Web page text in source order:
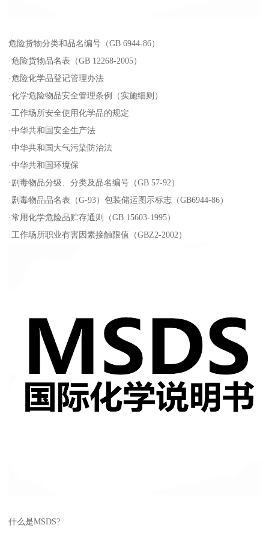
危险货物分类和品名编号（GB 6944-86）
·危险货物品名表（GB 12268-2005）
·危险化学品登记管理办法
·化学危险物品安全管理条例（实施细则）
·工作场所安全使用化学品的规定
·中华共和国安全生产法
·中华共和国大气污染防治法
·中华共和国环境保
·剧毒物品分级、分类及品名编号（GB 57-92）
·剧毒物品品名表（G-93）包装储运图示标志（GB6944-86）
·常用化学危险品贮存通则（GB 15603-1995）
·工作场所职业有害因素接触限值（GBZ2-2002）
什么是MSDS?